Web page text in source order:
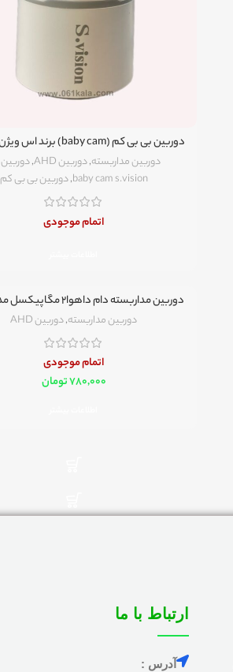
B862-IMO-ASDدوربین مداربسته,دوربین AHD ,دوربین IP
baby cam s.vision
,دوربین بی بی کم
اتمام موجودی
HAC-T2A21P
دوربین مداربسته,دوربین AHD
اتمام موجودی
تومان
ارتباط با ما
آدرس :